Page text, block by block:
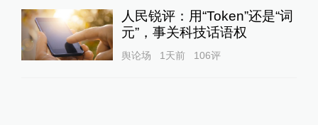
人民锐评：用“Token”还是“词
元”，事关科技话语权
舆论场 1天前 106评